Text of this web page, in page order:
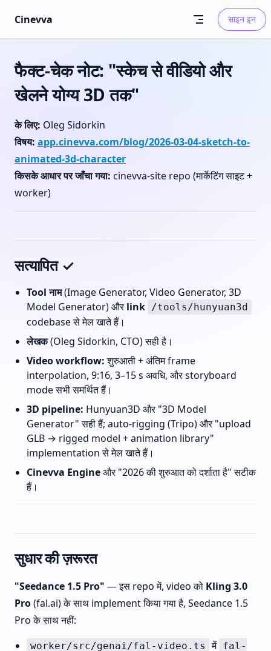
Skip to content
Cinevva साइन इन
फैक्ट-चेक नोट: "स्केच से वीडियो और
खेलने योग्य 3D तक"
के लिए: Oleg Sidorkin
विषय: app.cinevva.com/blog/2026-03-04-sketch-to-
animated-3d-character
किसके आधार पर जाँचा गया: cinevva-site repo (मार्केटिंग साइट +
worker)
सत्यापित ✓
Tool नाम(Image Generator, Video Generator, 3D
Model Generator) औरlink /tools/hunyuan3d
codebase से मेल खाते हैं।
लेखक(Oleg Sidorkin, CTO) सही है।
Video workflow:शुरुआती + अंतिम frame
interpolation, 9:16, 3–15 s अवधि, और storyboard
mode सभी समर्थित हैं।
3D pipeline: Hunyuan3D और "3D Model
Generator" सही हैं; auto-rigging (Tripo) और "upload
GLB → rigged model + animation library"
implementation से मेल खाते हैं।
Cinevva Engineऔर "2026 की शुरुआत को दर्शाता है" सटीक
हैं।
सुधार की ज़रूरत
"Seedance 1.5 Pro" — इस repo में, video को Kling 3.0
Pro(fal.ai) के साथ implement किया गया है, Seedance 1.5
Pro के साथ नहीं:
worker/src/genai/fal-video.ts में fal-